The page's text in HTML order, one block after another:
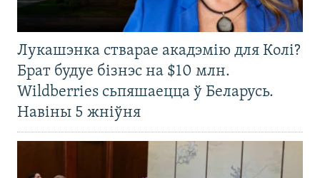
Лукашэнка стварае акадэмію для Колі?
Брат будуе бізнэс на $10 млн.
Wildberries сьпяшаецца ў Беларусь.
Навіны 5 жніўня